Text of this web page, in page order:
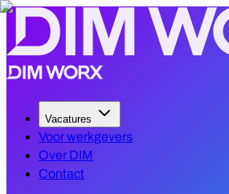
Vacatures
Voor werkgevers
Over DIM
Contact